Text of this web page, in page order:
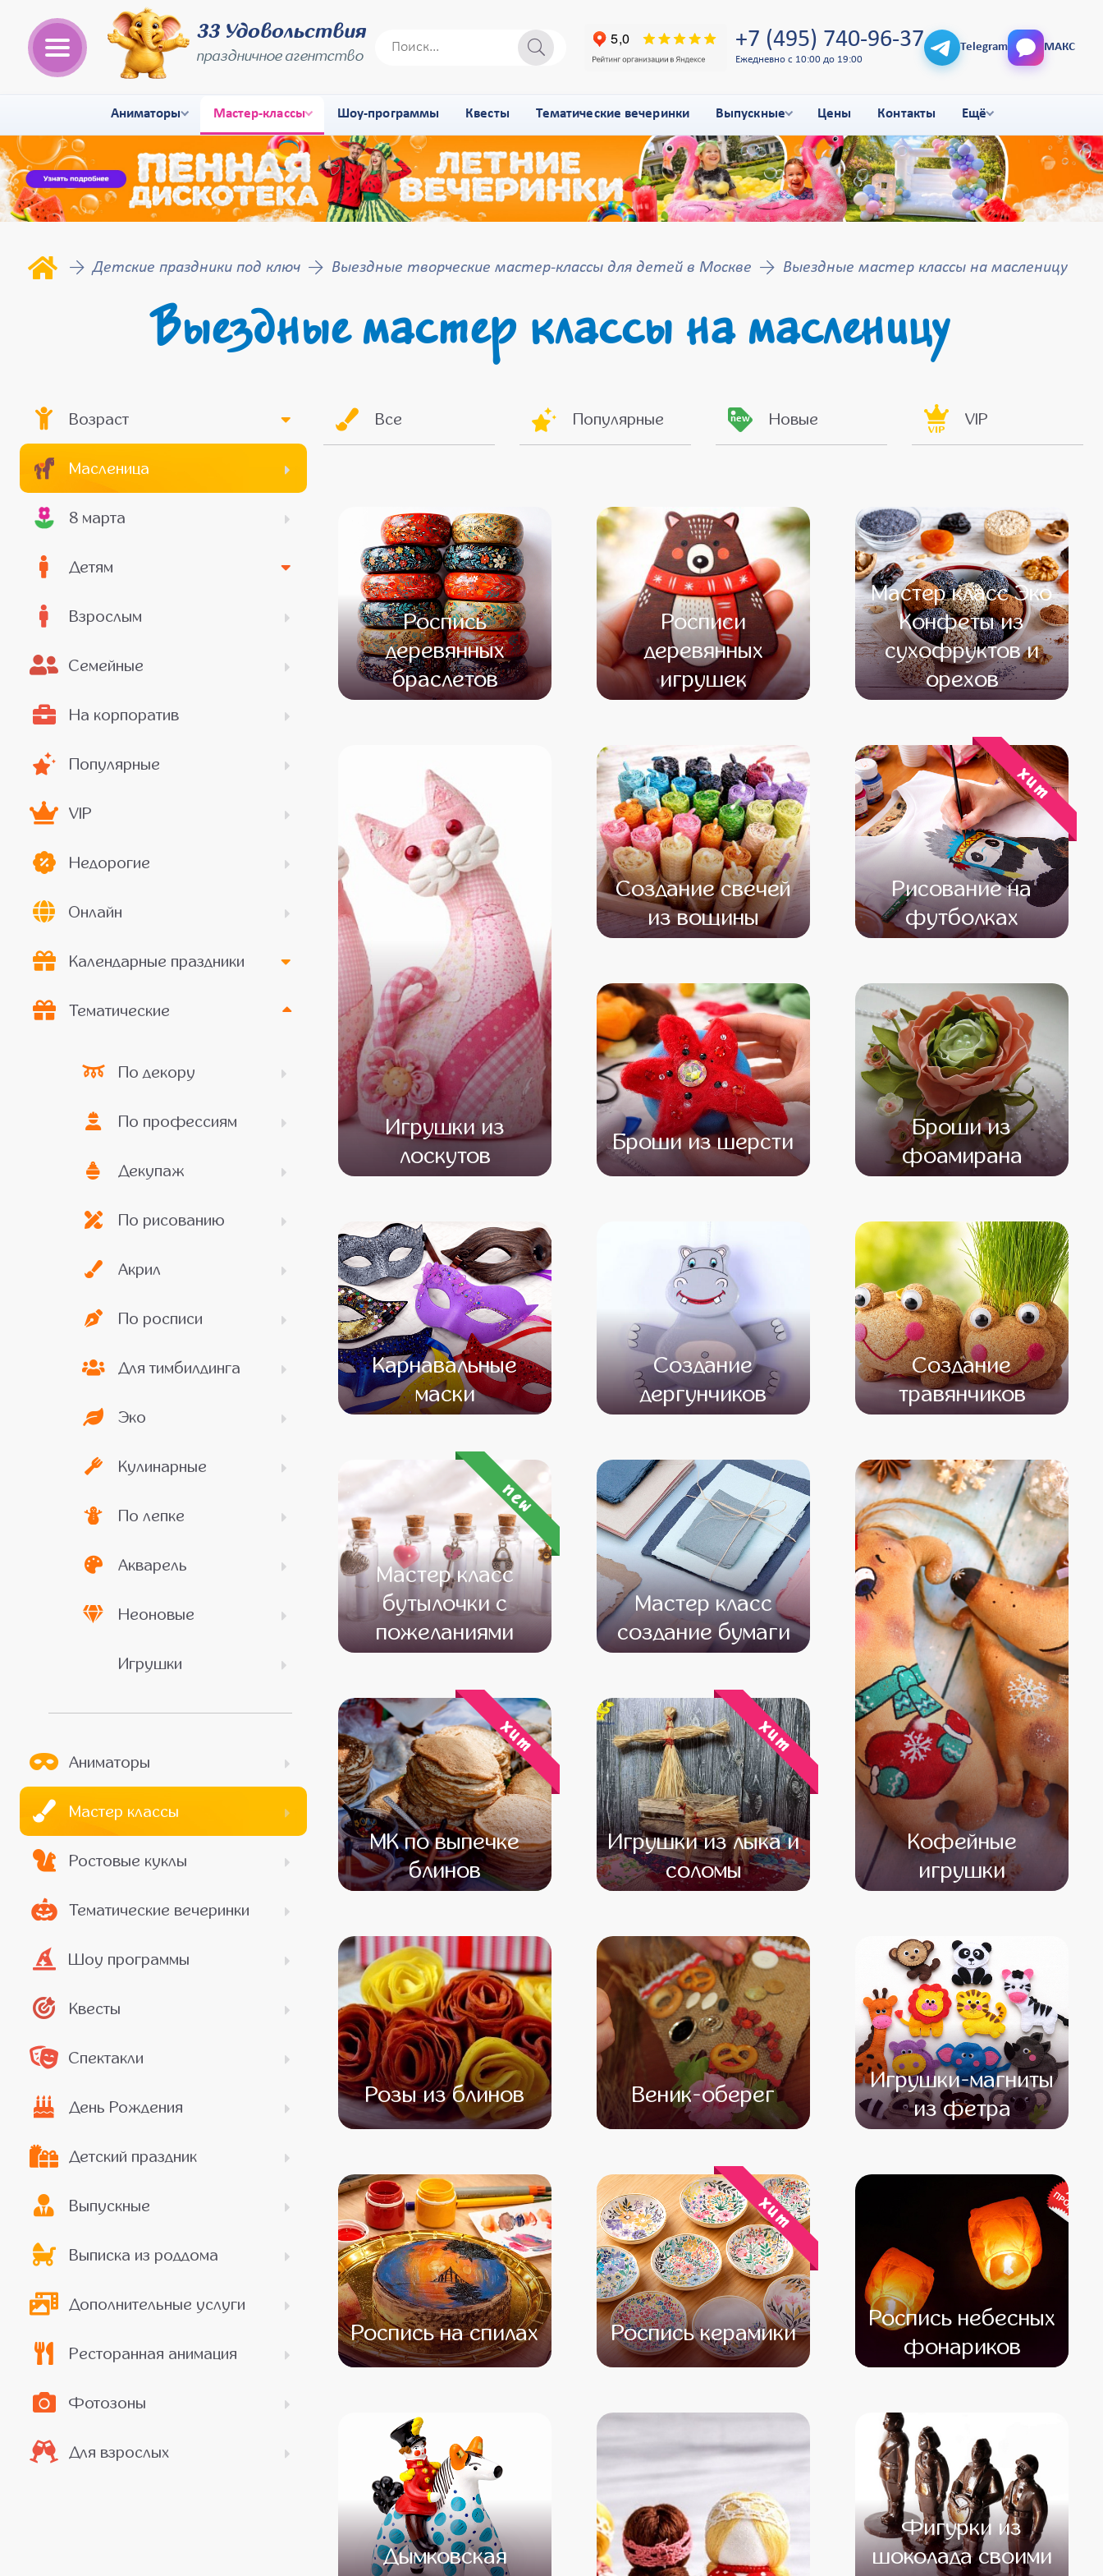
33 Удовольствия
праздничное агентство
+7 (495) 740-96-37
Ежедневно с 10:00 до 19:00
Telegram МАКС
Аниматоры Мастер-классы Шоу-программы Квесты Тематические вечеринки Выпускные Цены Контакты Ещё
Детские праздники под ключ Выездные творческие мастер-классы для детей в Москве Выездные мастер классы на масленицу
Выездные мастер классы на масленицу
Аниматоры
Мастер классы
Ростовые куклы
Тематические вечеринки
Шоу программы
Квесты
Спектакли
День Рождения
Детский праздник
Выпускные
Выписка из роддома
Дополнительные услуги
Ресторанная анимация
Фотозоны
Для взрослых
Возраст
Масленица
8 марта
Детям
Взрослым
Семейные
На корпоратив
Популярные
VIP
Недорогие
Онлайн
Календарные праздники
Тематические
По декору
По профессиям
Декупаж
По рисованию
Акрил
По росписи
Для тимбилдинга
Эко
Кулинарные
По лепке
Акварель
Неоновые
Игрушки
Все Популярные new Новые
VIP
VIP
Роспись
деревянных
браслетов
Росписи
деревянных
игрушек
Мастер класс Эко
Конфеты из
сухофруктов и
орехов
Игрушки из
лоскутов
Создание свечей
из вощины
Рисование на
футболках
хит
Броши из шерсти
Броши из
фоамирана
Карнавальные
маски
Создание
дергунчиков
Создание
травянчиков
Мастер класс
бутылочки с
пожеланиями
new
Мастер класс
создание бумаги
Кофейные
игрушки
МК по выпечке
блинов
хит
Игрушки из лыка и
соломы
хит
Розы из блинов Веник-оберег
Игрушки-магниты
из фетра
Роспись на спилах Роспись керамики
хит
Роспись небесных
фонариков
Дымковская
Фигурки из
шоколада своими